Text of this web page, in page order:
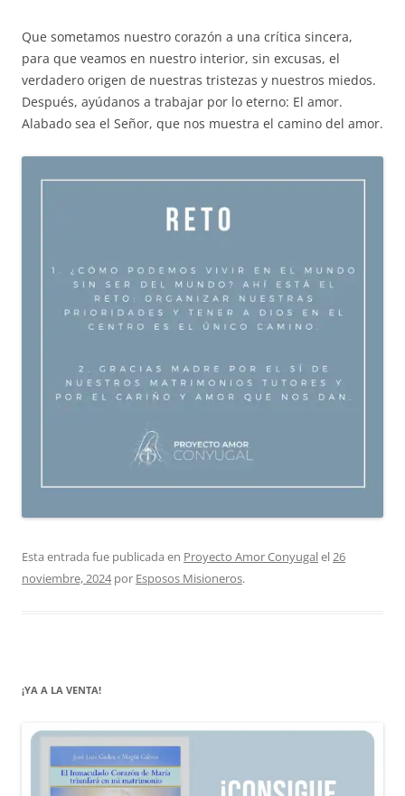
Que sometamos nuestro corazón a una crítica sincera,
para que veamos en nuestro interior, sin excusas, el
verdadero origen de nuestras tristezas y nuestros miedos.
Después, ayúdanos a trabajar por lo eterno: El amor.
Alabado sea el Señor, que nos muestra el camino del amor.
Esta entrada fue publicada en Proyecto Amor Conyugalel26
noviembre, 2024por Esposos Misioneros.
¡YA A LA VENTA!